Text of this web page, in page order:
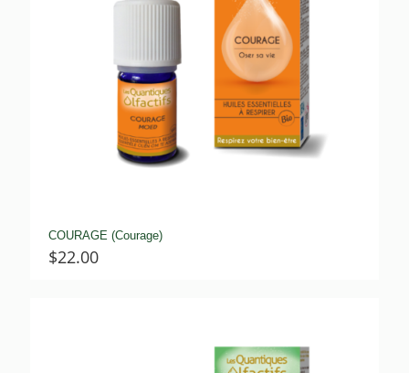
COURAGE (Courage)
$22.00